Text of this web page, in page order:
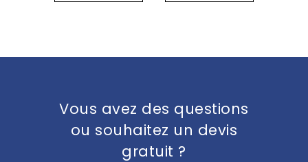
Vous avez des questions
ou souhaitez un devis
gratuit ?